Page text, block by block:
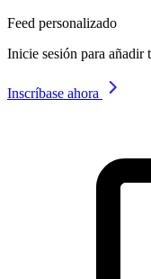
Feed personalizado
Inicie sesión para añadir
Inscríbase ahora